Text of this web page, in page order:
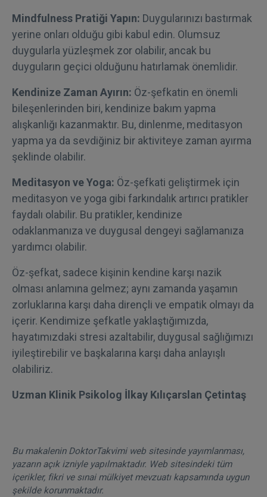
Mindfulness Pratiği Yapın: Duygularınızı bastırmak
yerine onları olduğu gibi kabul edin. Olumsuz
duygularla yüzleşmek zor olabilir, ancak bu
duyguların geçici olduğunu hatırlamak önemlidir.
Kendinize Zaman Ayırın: Öz-şefkatin en önemli
bileşenlerinden biri, kendinize bakım yapma
alışkanlığı kazanmaktır. Bu, dinlenme, meditasyon
yapma ya da sevdiğiniz bir aktiviteye zaman ayırma
şeklinde olabilir.
Meditasyon ve Yoga: Öz-şefkati geliştirmek için
meditasyon ve yoga gibi farkındalık artırıcı pratikler
faydalı olabilir. Bu pratikler, kendinize
odaklanmanıza ve duygusal dengeyi sağlamanıza
yardımcı olabilir.
Öz-şefkat, sadece kişinin kendine karşı nazik
olması anlamına gelmez; aynı zamanda yaşamın
zorluklarına karşı daha dirençli ve empatik olmayı da
içerir. Kendimize şefkatle yaklaştığımızda,
hayatımızdaki stresi azaltabilir, duygusal sağlığımızı
iyileştirebilir ve başkalarına karşı daha anlayışlı
olabiliriz.
Uzman Klinik Psikolog İlkay Kılıçarslan Çetintaş
Bu makalenin DoktorTakvimi web sitesinde yayımlanması,
yazarın açık izniyle yapılmaktadır. Web sitesindeki tüm
içerikler, fikri ve sınai mülkiyet mevzuatı kapsamında uygun
şekilde korunmaktadır.